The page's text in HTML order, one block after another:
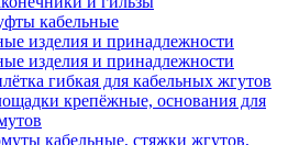
кабельные
изделия и принадлежности
изделия и принадлежности
гибкая для кабельных жгутов
крепёжные, основания для
кабельные, стяжки жгутов,